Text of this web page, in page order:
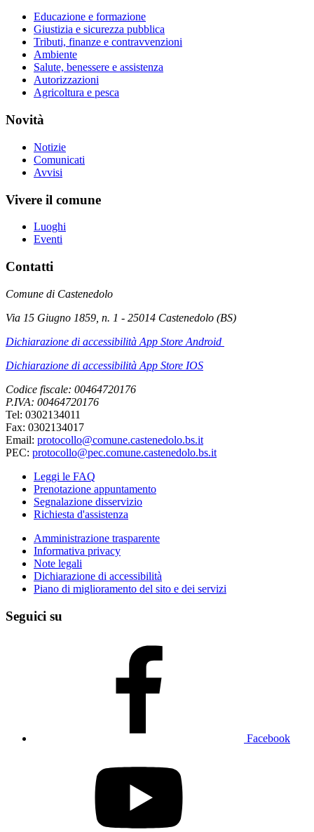
Educazione e formazione
Giustizia e sicurezza pubblica
Tributi, finanze e contravvenzioni
Ambiente
Salute, benessere e assistenza
Autorizzazioni
Agricoltura e pesca
Novità
Notizie
Comunicati
Avvisi
Vivere il comune
Luoghi
Eventi
Contatti
Comune di Castenedolo
Via 15 Giugno 1859, n. 1 - 25014 Castenedolo (BS)
Dichiarazione di accessibilità App Store Android
Dichiarazione di accessibilità App Store IOS
Codice fiscale: 00464720176
P.IVA: 00464720176
Tel: 0302134011
Fax: 0302134017
Email: protocollo@comune.castenedolo.bs.it
PEC: protocollo@pec.comune.castenedolo.bs.it
Leggi le FAQ
Prenotazione appuntamento
Segnalazione disservizio
Richiesta d'assistenza
Amministrazione trasparente
Informativa privacy
Note legali
Dichiarazione di accessibilità
Piano di miglioramento del sito e dei servizi
Seguici su
Facebook